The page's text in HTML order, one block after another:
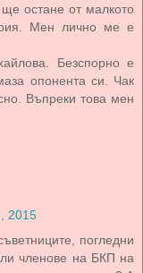
остане от малкото
Мен лично ме е
Безспорно е
опонента си. Чак
Въпреки това мен
2015
погледни
членове на БКП на